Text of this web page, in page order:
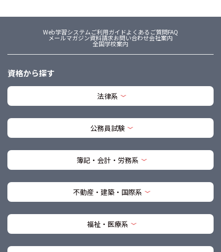
Web学習システムご利用ガイドよくあるご質問FAQ
メールマガジン資料請求お問い合わせ会社案内
全国学校案内
資格から探す
法律系
公務員試験
簿記・会計・労務系
不動産・建築・国際系
福祉・医療系